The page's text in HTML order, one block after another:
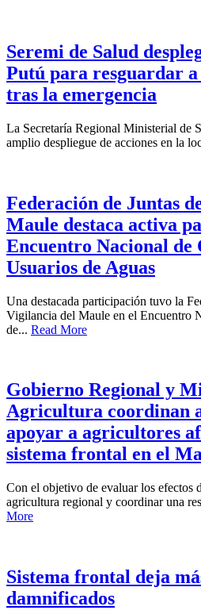
Seremi de Salud
Putú para resguardar
tras la emergencia
La Secretaría Regional Ministerial de
amplio despliegue de acciones en la
Federación de Juntas
Maule destaca activa
Encuentro Nacional de
Usuarios de Aguas
Una destacada participación tuvo la
Vigilancia del Maule en el Encuentro
de... Read More
Gobierno Regional y
Agricultura coordinan
apoyar a agricultores
sistema frontal en el
Con el objetivo de evaluar los efectos
agricultura regional y coordinar una
More
Sistema frontal deja
damnificados